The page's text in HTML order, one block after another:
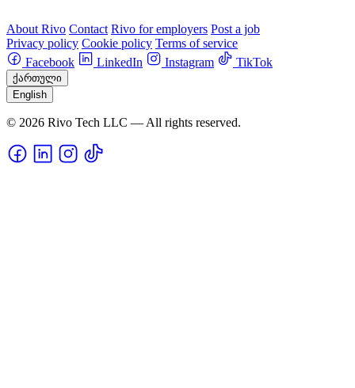
About Rivo Contact Rivo for employers Post a job
Privacy policy Cookie policy Terms of service
Facebook
LinkedIn Instagram TikTok
ქართული
English
© 2026 Rivo Tech LLC — All rights reserved.